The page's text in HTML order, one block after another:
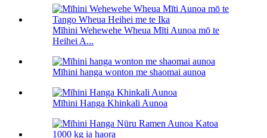
Mīhini Wehewehe Wheua Mīti Aunoa mō te
Heihei A...
Mīhini hanga wonton me shaomai aunoa
Mīhini Hanga Khinkali Aunoa